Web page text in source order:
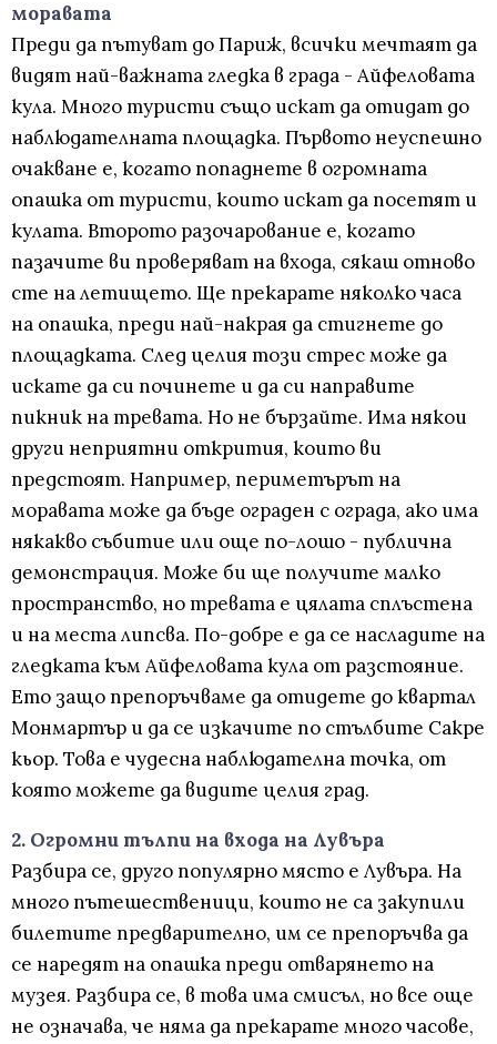
моравата
Преди да пътуват до Париж, всички мечтаят да
видят най-важната гледка в града - Айфеловата
кула. Много туристи също искат да отидат до
наблюдателната площадка. Първото неуспешно
очакване е, когато попаднете в огромната
опашка от туристи, които искат да посетят и
кулата. Второто разочарование е, когато
пазачите ви проверяват на входа, сякаш отново
сте на летището. Ще прекарате няколко часа
на опашка, преди най-накрая да стигнете до
площадката. След целия този стрес може да
искате да си починете и да си направите
пикник на тревата. Но не бързайте. Има някои
други неприятни открития, които ви
предстоят. Например, периметърът на
моравата може да бъде ограден с ограда, ако има
някакво събитие или още по-лошо - публична
демонстрация. Може би ще получите малко
пространство, но тревата е цялата сплъстена
и на места липсва. По-добре е да се насладите на
гледката към Айфеловата кула от разстояние.
Ето защо препоръчваме да отидете до квартал
Монмартър и да се изкачите по стълбите Сакре
кьор. Това е чудесна наблюдателна точка, от
която можете да видите целия град.
2. Огромни тълпи на входа на Лувъра
Разбира се, друго популярно място е Лувъра. На
много пътешественици, които не са закупили
билетите предварително, им се препоръчва да
се наредят на опашка преди отварянето на
музея. Разбира се, в това има смисъл, но все още
не означава, че няма да прекарате много часове,